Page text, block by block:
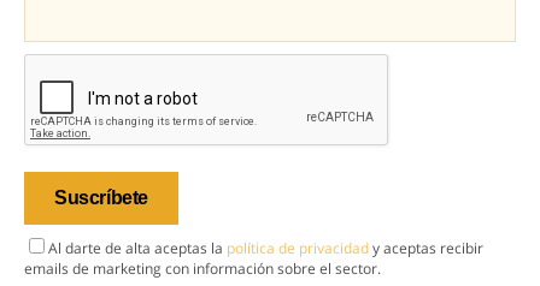
Al darte de alta aceptas la política de privacidady aceptas recibir
emails de marketing con información sobre el sector.